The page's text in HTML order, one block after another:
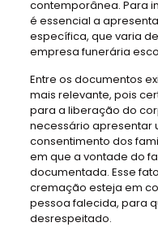
contemporânea. Para
é essencial a
específica, que varia
empresa funerária
Entre os documentos
mais relevante, pois
para a liberação do
necessário apresentar
consentimento dos
em que a vontade do
documentada. Esse
cremação esteja em
pessoa falecida, para
desrespeitado.